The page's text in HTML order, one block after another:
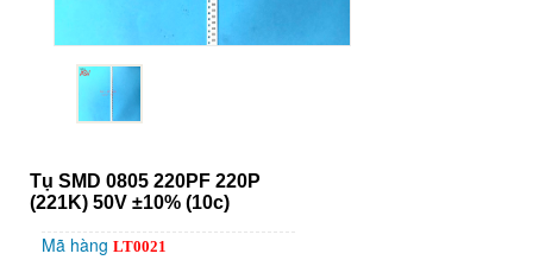
Tụ SMD 0805 220PF 220P
(221K) 50V ±10% (10c)
Mã hàngLT0021